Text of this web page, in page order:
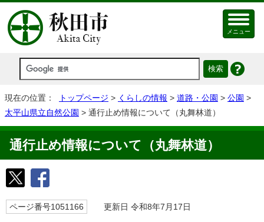
メニュー
現在の位置： トップページ > くらしの情報 > 道路・公園 > 公園 >
太平山県立自然公園 > 通行止め情報について（丸舞林道）
通行止め情報について（丸舞林道）
ページ番号1051166 更新日 令和8年7月17日